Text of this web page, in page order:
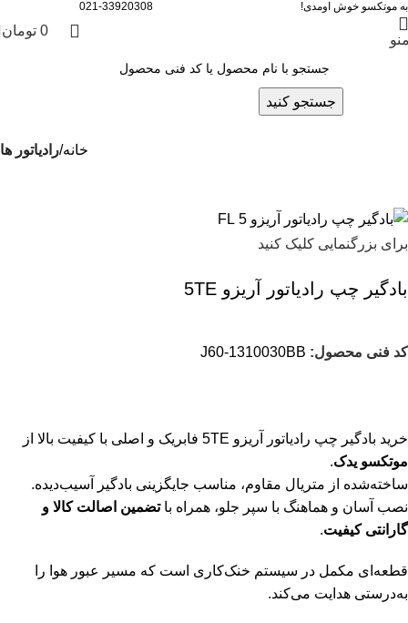
به موتکسو خوش اومدی! 021-33920308
0 تومان
جستجو کنید
خانه رادیاتور ها
برای بزرگنمایی کلیک کنید
بادگیر چپ رادیاتور آریزو 5TE
کد فنی محصول: J60-1310030BB
خرید بادگیر چپ رادیاتور آریزو 5TE فابریک و اصلی با کیفیت بالا از
موتکسو یدک.
ساخته‌شده از متریال مقاوم، مناسب جایگزینی بادگیر آسیب‌دیده.
نصب آسان و هماهنگ با سپر جلو، همراه باتضمین اصالت کالا و
گارانتی کیفیت.
قطعه‌ای مکمل در سیستم خنک‌کاری است که مسیر عبور هوا را
به‌درستی هدایت می‌کند.